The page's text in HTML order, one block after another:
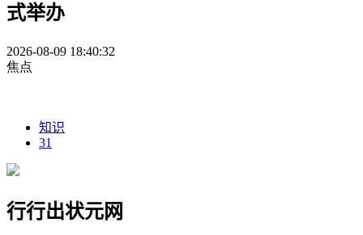
式举办
2026-08-09 18:40:32
焦点
知识
31
行行出状元网